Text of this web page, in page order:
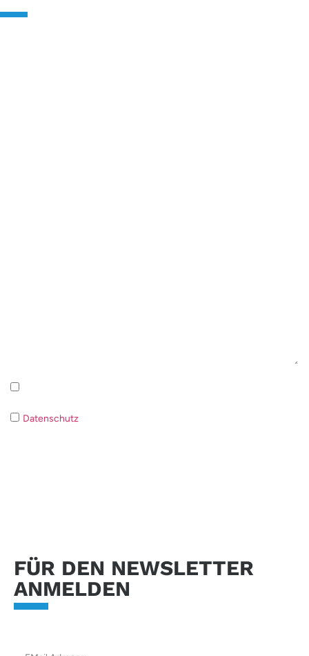
Datenschutz
FÜR DEN NEWSLETTER
ANMELDEN